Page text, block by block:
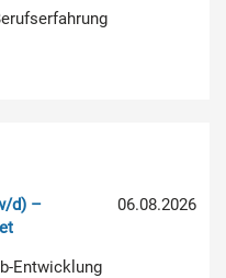
06.08.2026
d) –
Entwicklung